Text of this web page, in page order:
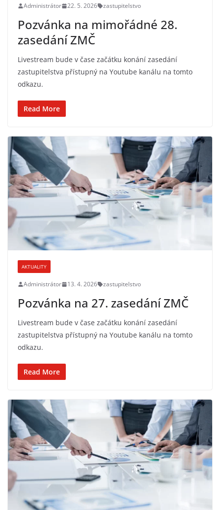
Administrátor 22. 5. 2026 zastupitelstvo
Pozvánka na mimořádné 28.
zasedání ZMČ
Livestream bude v čase začátku konání zasedání
zastupitelstva přístupný na Youtube kanálu na tomto
odkazu.
Read More
AKTUALITY
Administrátor 13. 4. 2026 zastupitelstvo
Pozvánka na 27. zasedání ZMČ
Livestream bude v čase začátku konání zasedání
zastupitelstva přístupný na Youtube kanálu na tomto
odkazu.
Read More